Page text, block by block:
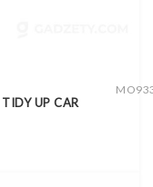
UP CAR